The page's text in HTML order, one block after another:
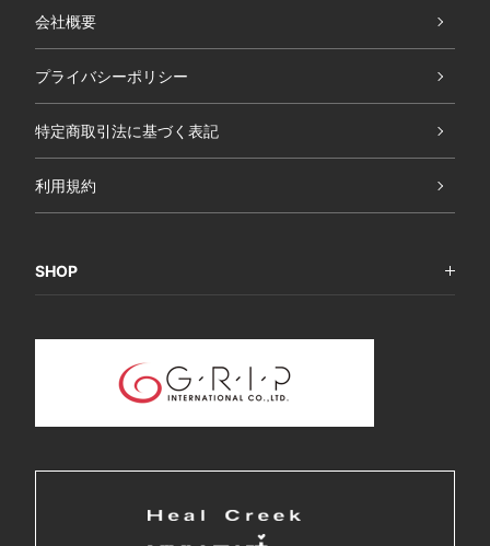
会社概要
プライバシーポリシー
特定商取引法に基づく表記
利用規約
SHOP